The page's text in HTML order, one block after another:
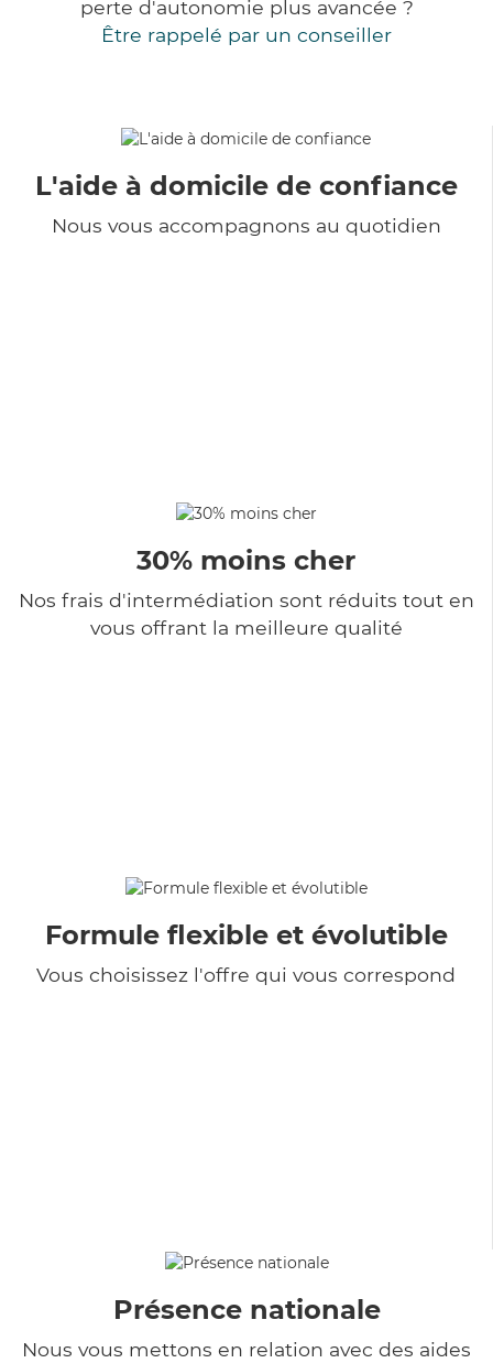
perte d'autonomie plus avancée ?
Être rappelé par un conseiller
L'aide à domicile de confiance
Nous vous accompagnons au quotidien
30% moins cher
Nos frais d'intermédiation sont réduits tout en
vous offrant la meilleure qualité
Formule flexible et évolutible
Vous choisissez l'offre qui vous correspond
Présence nationale
Nous vous mettons en relation avec des aides